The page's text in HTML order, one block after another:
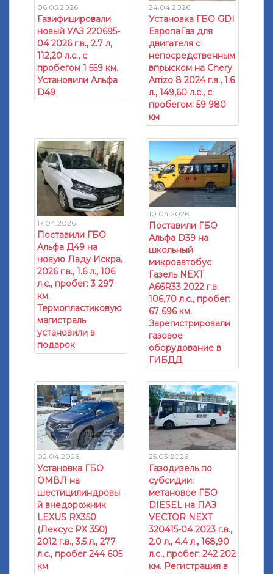
06.05.2026
Газифицировали
новый УАЗ 220695-
04 2026 г.в., 2.7 л,
112,20 л.с., с
пробегом 1 559 км.
Установили Альфа
D49
24.04.2026
Установка ГБО GDI
ЕвропаГаз для
двигателя с
непосредственным
впрыском на Chery
Arrizo 8 2024 г.в., 1.6
л., 149,60 л.с., с
пробегом: 59 980
км
17.04.2026
Поставили ГБО
Альфа Д49 на
новую Ладу Искра,
2026 г.в., 1.6 л., 106
л.с., пробег: 3 297
км.
Термопластиковую
магистраль
установили в
подарок
10.04.2026
Поставили ГБО
Альфа D39 на
школьный
микроавтобус
Газель NEXT
A66R33 2022 г.в.
106,70 л.с., пробег:
67 696 км.
Зарегистрировали
газовое
оборудование в
ГИБДД
02.04.2026
Установка ГБО
ОМВЛ на
шестицилиндровы
й внедорожник
LEXUS RX350
(Лексус РХ 350)
2012 г.в., 3.5 л., 277
л.с., пробег 244 605
км
25.03.2026
Газодизель по
субсидии:
метановое ГБО
DIESEL на ПАЗ
VECTOR NEXT
320415-04 2023 г.в.,
2.0 л., 4.4 л., 168,90
л.с., пробег: 242 202
км. Регистрация в